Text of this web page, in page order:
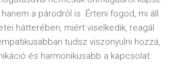
a párodról is. Érteni fogod, mi áll
hátterében, miért viselkedik, reagál
tudsz viszonyulni hozzá,
és harmonikusabb a kapcsolat.